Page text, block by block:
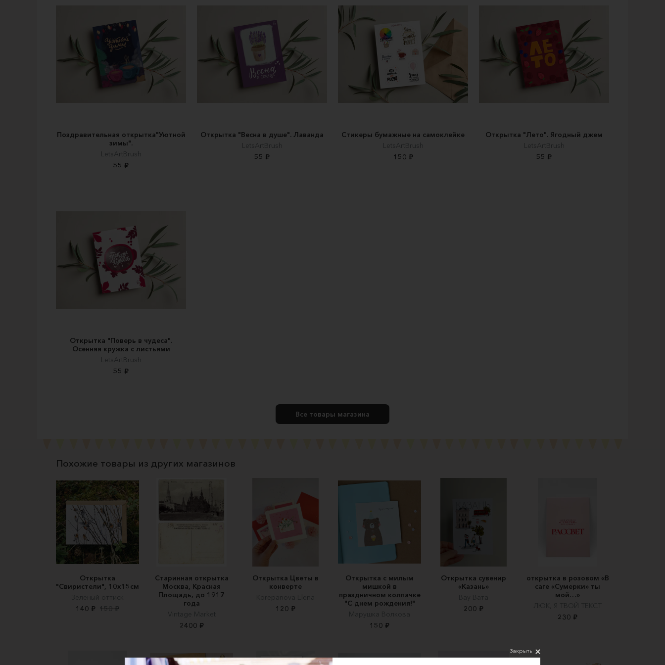
Поздравительная открытка"Уютной
зимы".
LetsArtBrush
55 ₽
Открытка "Весна в душе". Лаванда
LetsArtBrush
55 ₽
Стикеры бумажные на самоклейке
LetsArtBrush
150 ₽
Открытка "Лето". Ягодный джем
LetsArtBrush
55 ₽
Открытка "Поверь в чудеса".
Осенняя кружка с листьями
LetsArtBrush
55 ₽
Все товары магазина
Похожие товары из других магазинов
Открытка
"Свиристели", 10х15см
Зеленый оттиск
140 ₽ 150 ₽
Старинная открытка
Москва, Красная
Площадь, до 1917
года
Vintage Market
2400 ₽
Открытка Цветы в
конверте
Korepanova Elena
120 ₽
Открытка с милым
мишкой в
праздничном колпачке
"С днем рождения!"
Марушка Волкова
150 ₽
Открытка сувенир
«Казань»
Вау Вата
200 ₽
открытка в розовом «В
саге «Сумерки» ты
мой…»
ЛЮК, Я ТВОЙ ТЕКСТ
230 ₽
Закрыть